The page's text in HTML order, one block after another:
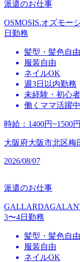
派遣のお仕事
OSMOSIS.オズモー
日勤務
髪型・髪色自由
服装自由
ネイルOK
週3日以内勤務
未経験・初心
働くママ活躍中
時給 ： 1400円~1500円
大阪府大阪市北区梅
2026/08/07
派遣のお仕事
3〜4日勤務
髪型・髪色自由
服装自由
ネイルOK